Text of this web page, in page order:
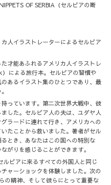
OF SERBIA（セルビアの断
人イラストレーターによるセルビア
才能あふれるアメリカ人イラストレ
による旅行本。セルビアの習慣や
あるイラスト集のひとつであり、最
っています。第二次世界大戦中、彼
した。セルビア人の夫は、ユダヤ人
ラードに連れて行き、アメリカへの
たことから救いました。著者がセル
とき、あなたはこの国への特別な
がりを感じることができます。
ビアに来るすべての外国人と同じ
ャーショックを体験しました。次の
の精神、そして彼らにとって重要な